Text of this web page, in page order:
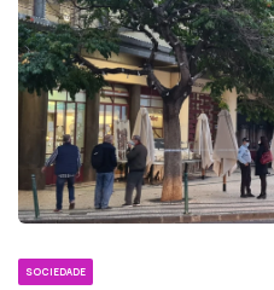
SOCIEDADE